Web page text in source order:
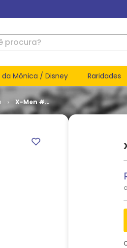
Mônica / Disney Raridades
X-Men #
081